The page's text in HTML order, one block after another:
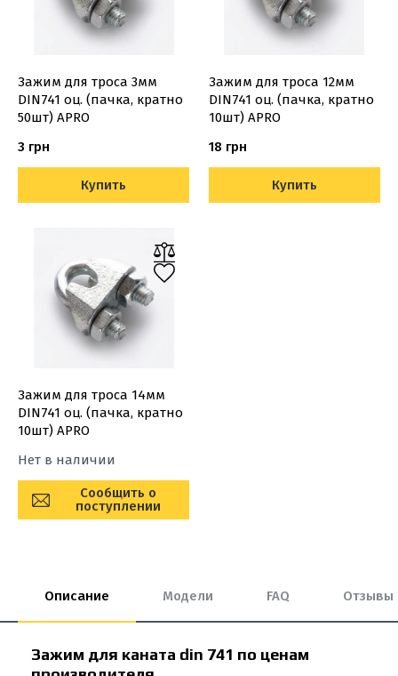
Зажим для троса 3мм
DIN741 оц. (пачка, кратно
50шт) APRO
3 грн
Купить
Зажим для троса 12мм
DIN741 оц. (пачка, кратно
10шт) APRO
18 грн
Купить
Зажим для троса 14мм
DIN741 оц. (пачка, кратно
10шт) APRO
Нет в наличии
Сообщить о
поступлении
Описание Модели FAQ Отзывы
Зажим для каната din 741 по ценам